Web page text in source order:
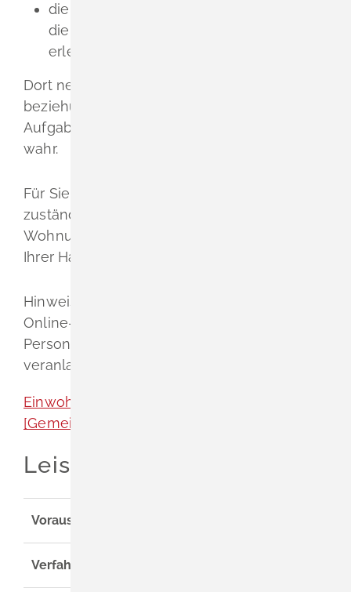
die Verwaltungsgemeinschaften,
die Aufgaben der Meldebehörde
erledigen oder erfüllen.
Dort nehmen in der Regel die Bürgerbüros
beziehungsweise die Bürgerämter die
Aufgaben einer Personalausweisbehörde
wahr.
Für Sie ist die Personalausweisbehörde
zuständig, in deren Bezirk Sie mit Ihrer
Wohnung, bei mehreren Wohnungen mit
Ihrer Hauptwohnung, gemeldet sind.
Hinweis: Sie können die Sperrung des
Online-Ausweises bei jeder
Personalausweisbehörde im Inland
veranlassen.
Einwohnermelde- und Passwesen
[Gemeinde Schliengen]
Leistungsdetails
Voraussetzungen
Verfahrensablauf